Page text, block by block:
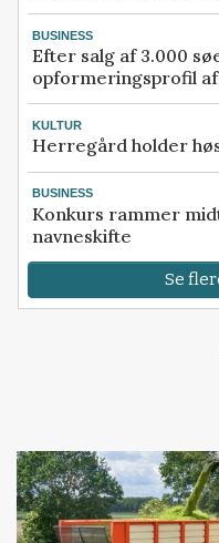
BUSINESS
Efter salg af 3.000
opformeringsprofil
KULTUR
Herregård holder
BUSINESS
Konkurs rammer
navneskifte
Se